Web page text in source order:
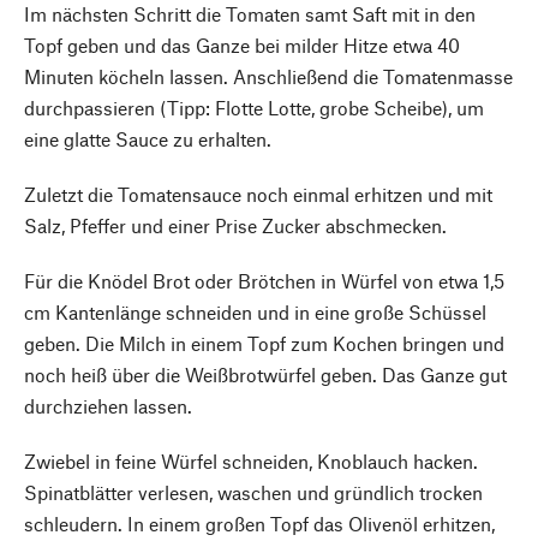
Im nächsten Schritt die Tomaten samt Saft mit in den
Topf geben und das Ganze bei milder Hitze etwa 40
Minuten köcheln lassen. Anschließend die Tomatenmasse
durchpassieren (Tipp: Flotte Lotte, grobe Scheibe), um
eine glatte Sauce zu erhalten.
Zuletzt die Tomatensauce noch einmal erhitzen und mit
Salz, Pfeffer und einer Prise Zucker abschmecken.
Für die Knödel Brot oder Brötchen in Würfel von etwa 1,5
cm Kantenlänge schneiden und in eine große Schüssel
geben. Die Milch in einem Topf zum Kochen bringen und
noch heiß über die Weißbrotwürfel geben. Das Ganze gut
durchziehen lassen.
Zwiebel in feine Würfel schneiden, Knoblauch hacken.
Spinatblätter verlesen, waschen und gründlich trocken
schleudern. In einem großen Topf das Olivenöl erhitzen,